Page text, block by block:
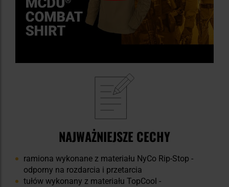
NAJWAŻNIEJSZE CECHY
ramiona wykonane z materiału NyCo Rip-Stop -
odporny na rozdarcia i przetarcia
tułów wykonany z materiału TopCool -